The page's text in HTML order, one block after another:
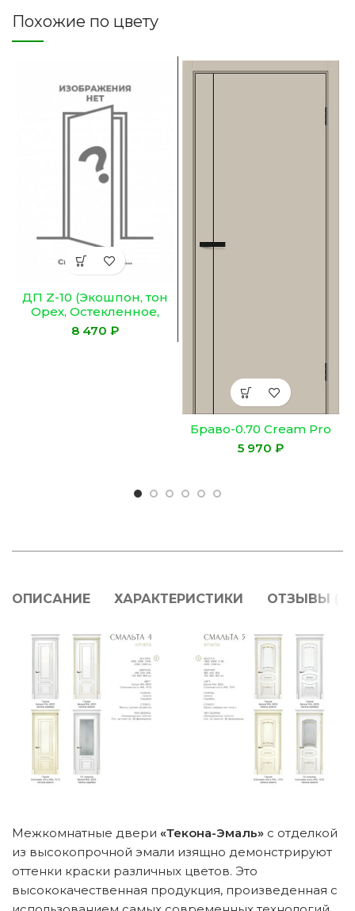
Похожие по цвету
ДП Z-10 (Экошпон, тон
Орех, Остекленное,
Сатинат ГРАНИТ
₽
Браво-0.70 Cream Pro
₽
ОПИСАНИЕ ХАРАКТЕРИСТИКИ ОТЗЫВЫ (0)
Межкомнатные двери «Текона-Эмаль» с отделкой
из высокопрочной эмали изящно демонстрируют
оттенки краски различных цветов. Это
высококачественная продукция, произведенная с